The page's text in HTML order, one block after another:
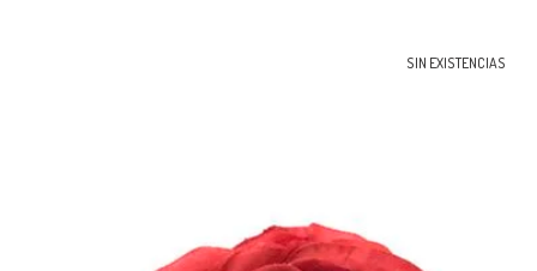
SIN EXISTENCIAS